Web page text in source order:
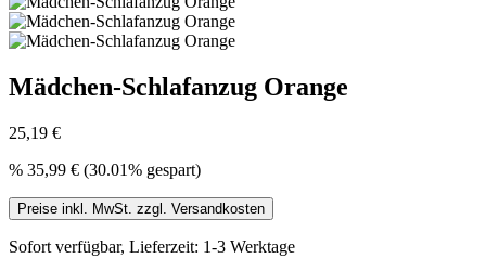
Mädchen-Schlafanzug Orange
25,19 €
% 35,99 € (30.01% gespart)
Preise inkl. MwSt. zzgl. Versandkosten
Sofort verfügbar, Lieferzeit: 1-3 Werktage